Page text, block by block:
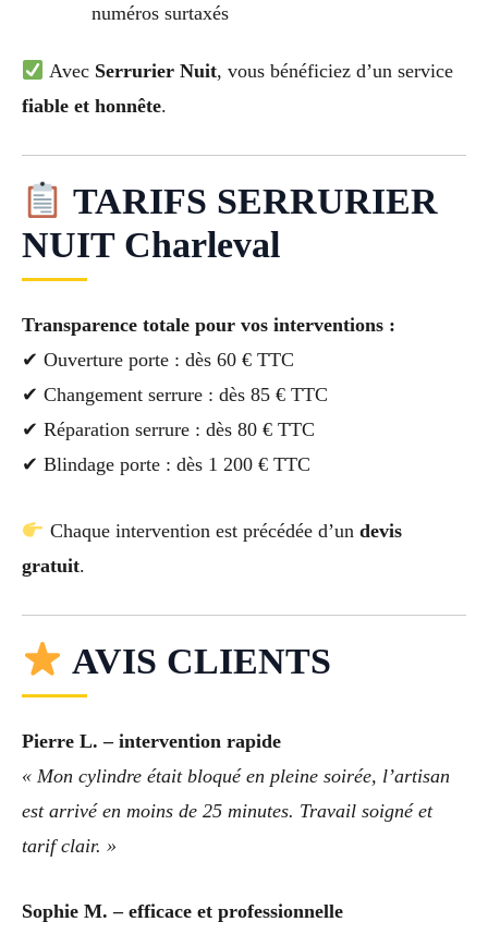
numéros surtaxés
Avec Serrurier Nuit, vous bénéficiez d’un service
fiable et honnête.
TARIFS SERRURIER
NUIT Charleval
Transparence totale pour vos interventions :
✔ Ouverture porte : dès 60 € TTC
✔ Changement serrure : dès 85 € TTC
✔ Réparation serrure : dès 80 € TTC
✔ Blindage porte : dès 1 200 € TTC
Chaque intervention est précédée d’un devis
gratuit.
AVIS CLIENTS
Pierre L. – intervention rapide
« Mon cylindre était bloqué en pleine soirée, l’artisan
est arrivé en moins de 25 minutes. Travail soigné et
tarif clair. »
Sophie M. – efficace et professionnelle